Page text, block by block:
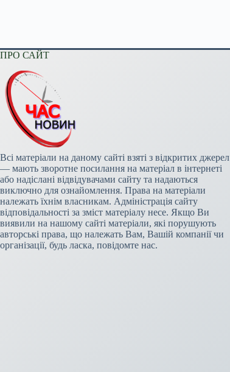
ПРО САЙТ
Всі матеріали на даному сайті взяті з відкритих джерел
— мають зворотне посилання на матеріал в інтернеті
або надіслані відвідувачами сайту та надаються
виключно для ознайомлення. Права на матеріали
належать їхнім власникам. Адміністрація сайту
відповідальності за зміст матеріалу несе. Якщо Ви
виявили на нашому сайті матеріали, які порушують
авторські права, що належать Вам, Вашій компанії чи
організації, будь ласка, повідомте нас.